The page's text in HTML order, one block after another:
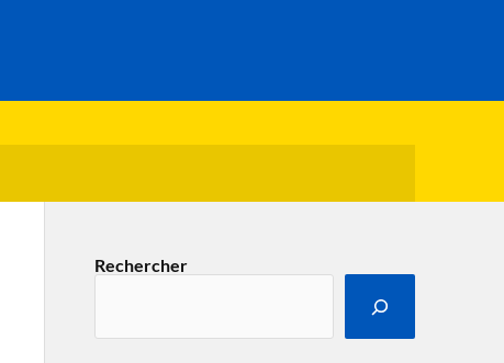
Rechercher